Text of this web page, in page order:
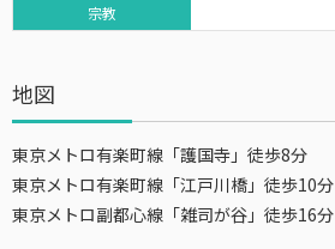
宗教
地図
東京メトロ有楽町線「護国寺」徒歩8分
東京メトロ有楽町線「江戸川橋」徒歩10分
東京メトロ副都心線「雑司が谷」徒歩16分